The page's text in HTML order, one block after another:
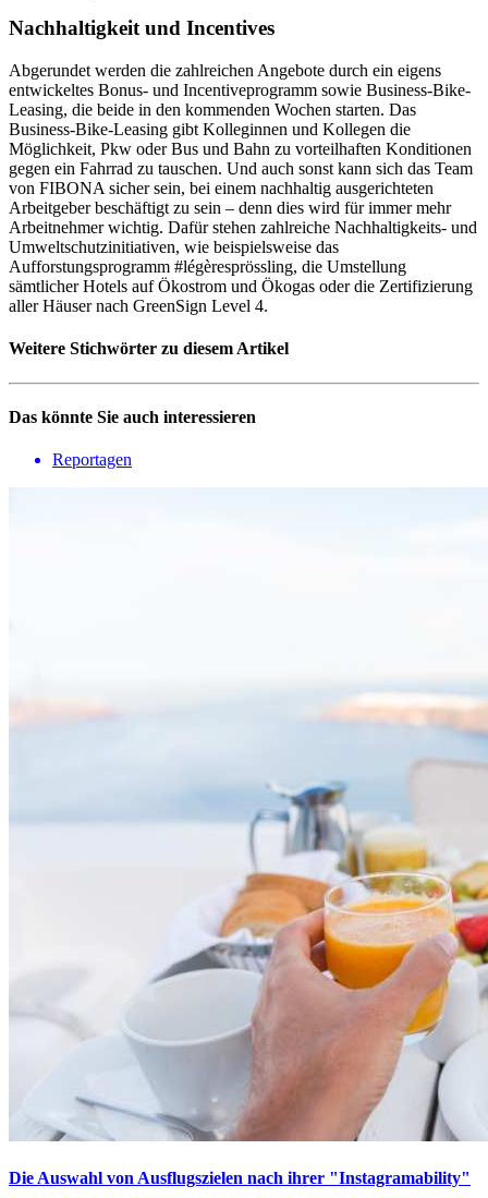
Nachhaltigkeit und Incentives
Abgerundet werden die zahlreichen Angebote durch ein eigens
entwickeltes Bonus- und Incentiveprogramm sowie Business-Bike-
Leasing, die beide in den kommenden Wochen starten. Das
Business-Bike-Leasing gibt Kolleginnen und Kollegen die
Möglichkeit, Pkw oder Bus und Bahn zu vorteilhaften Konditionen
gegen ein Fahrrad zu tauschen. Und auch sonst kann sich das Team
von FIBONA sicher sein, bei einem nachhaltig ausgerichteten
Arbeitgeber beschäftigt zu sein – denn dies wird für immer mehr
Arbeitnehmer wichtig. Dafür stehen zahlreiche Nachhaltigkeits- und
Umweltschutzinitiativen, wie beispielsweise das
Aufforstungsprogramm #légèresprössling, die Umstellung
sämtlicher Hotels auf Ökostrom und Ökogas oder die Zertifizierung
aller Häuser nach GreenSign Level 4.
Weitere Stichwörter zu diesem Artikel
Das könnte Sie auch interessieren
Reportagen
Die Auswahl von Ausflugszielen nach ihrer "Instagramability"